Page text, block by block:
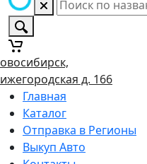
д. 166
Главная
Каталог
Отправка в Регионы
Выкуп Авто